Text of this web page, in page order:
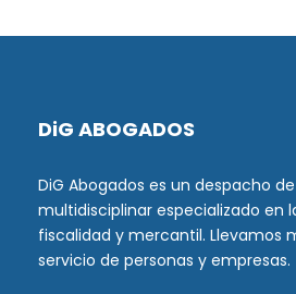
DiG ABOGADOS
DiG Abogados es un despacho
multidisciplinar especializado en
fiscalidad y mercantil. Llevamos
servicio de personas y empresas.